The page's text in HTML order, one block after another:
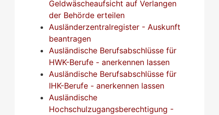
Geldwäscheaufsicht auf Verlangen
der Behörde erteilen
Ausländerzentralregister - Auskunft
beantragen
Ausländische Berufsabschlüsse für
HWK-Berufe - anerkennen lassen
Ausländische Berufsabschlüsse für
IHK-Berufe - anerkennen lassen
Ausländische
Hochschulzugangsberechtigung -